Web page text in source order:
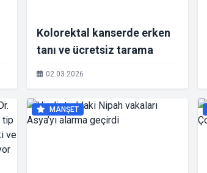
Kolorektal kanserde erken
tanı ve ücretsiz tarama
02.03.2026
MANŞET